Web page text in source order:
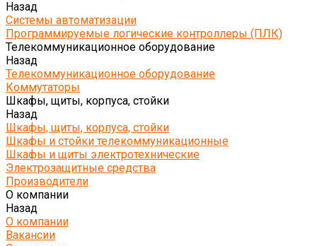
Назад
Системы автоматизации
Программируемые логические контроллеры (ПЛК)
Телекоммуникационное оборудование
Назад
Телекоммуникационное оборудование
Коммутаторы
Шкафы, щиты, корпуса, стойки
Назад
Шкафы, щиты, корпуса, стойки
Шкафы и стойки телекоммуникационные
Шкафы и щиты электротехнические
Электрозащитные средства
Производители
О компании
Назад
О компании
Вакансии